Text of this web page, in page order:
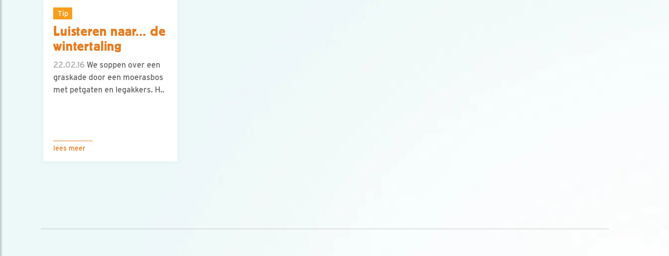
Tip
Luisteren naar… de
wintertaling
22.02.16 We soppen over een
graskade door een moerasbos
met petgaten en legakkers. H..
lees meer